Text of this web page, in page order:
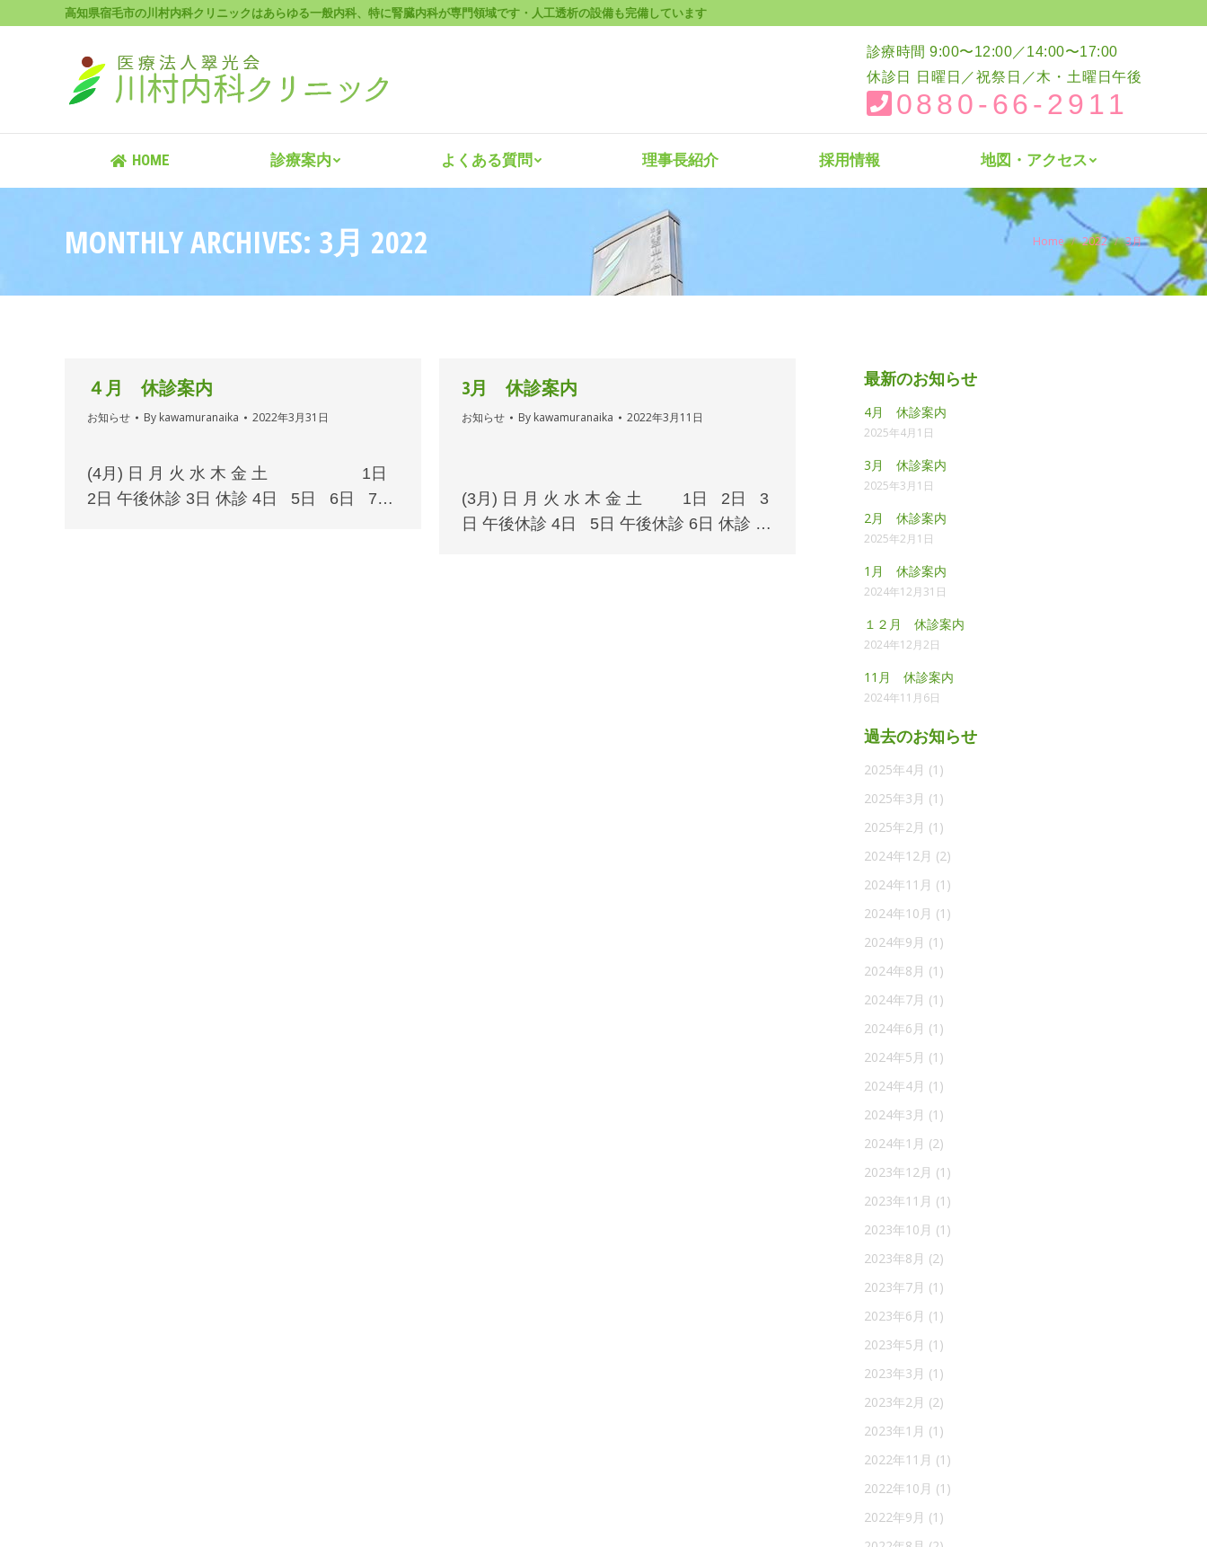
高知県宿毛市の川村内科クリニックはあらゆる一般内科、特に腎臓内科が専門領域です・人工透析の設備も完備しています
診療時間 9:00〜12:00／14:00〜17:00
休診日 日曜日／祝祭日／木・土曜日午後
0880-66-2911
HOME 診療案内 よくある質問 理事長紹介 採用情報 地図・アクセス
MONTHLY ARCHIVES: 3月 2022 You are here:
Home 2022 3月
４月 休診案内
お知らせ By kawamuranaika 2022年3月31日
(4月) 日 月 火 水 木 金 土 1日
2日 午後休診 3日 休診 4日 5日 6日 7…
3月 休診案内
お知らせ By kawamuranaika 2022年3月11日
(3月) 日 月 火 水 木 金 土 1日 2日 3
日 午後休診 4日 5日 午後休診 6日 休診 …
最新のお知らせ
4月 休診案内
2025年4月1日
3月 休診案内
2025年3月1日
2月 休診案内
2025年2月1日
1月 休診案内
2024年12月31日
１２月 休診案内
2024年12月2日
11月 休診案内
2024年11月6日
過去のお知らせ
2025年4月 (1)
2025年3月 (1)
2025年2月 (1)
2024年12月 (2)
2024年11月 (1)
2024年10月 (1)
2024年9月 (1)
2024年8月 (1)
2024年7月 (1)
2024年6月 (1)
2024年5月 (1)
2024年4月 (1)
2024年3月 (1)
2024年1月 (2)
2023年12月 (1)
2023年11月 (1)
2023年10月 (1)
2023年8月 (2)
2023年7月 (1)
2023年6月 (1)
2023年5月 (1)
2023年3月 (1)
2023年2月 (2)
2023年1月 (1)
2022年11月 (1)
2022年10月 (1)
2022年9月 (1)
HOME 診療案内 よくある質問 理事長紹介 採用情報 地図・アクセス